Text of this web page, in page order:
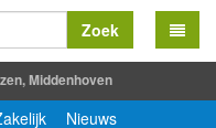
Zoek
Middenhoven
Nieuws